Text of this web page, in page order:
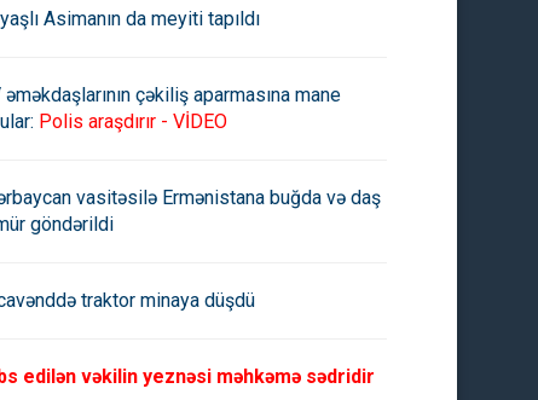
Asimanın da meyiti tapıldı
əməkdaşlarının çəkiliş aparmasına mane
Polis araşdırır - VİDEO
vasitəsilə Ermənistana buğda və daş
göndərildi
traktor minaya düşdü
edilən vəkilin yeznəsi məhkəmə sədridir